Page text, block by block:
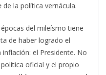
de la política vernácula.
del mileísmo tiene
de haber logrado el
el Presidente. No
oficial y el propio